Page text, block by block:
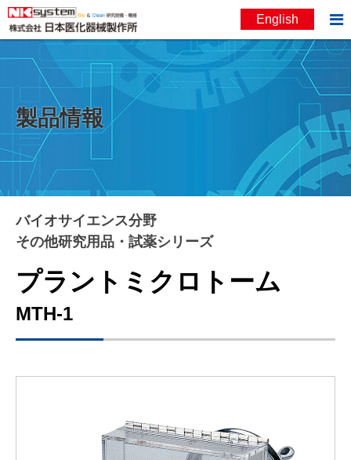
お問い合わせ English
English 
製品情報
バイオサイエンス分野
その他研究用品・試薬シリーズ
プラントミクロトーム
MTH-1